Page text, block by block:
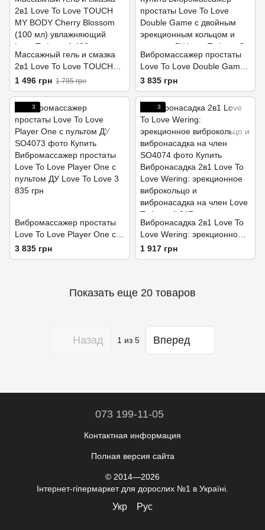
Массажный гель и смазка
2в1 Love To Love TOUCH
MY BODY Cherry Blossom
(100 мл) увлажняющий
1 496 грн 1 795 грн
Вибромассажер простаты
Love To Love Double Game
с двойным эрекционным
кольцом и пультом ДУ
3 835 грн
3
Вибромассажер простаты
Love To Love Player One с
пультом ДУ
3 835 грн
3
Вибронасадка 2в1 Love To
Love Wering: эрекционное
виброкольцо и
вибронасадка на член
1 917 грн
Показать еще 20 товаров
Назад 1из 5 Вперед
073 199-11-05
Контактная информация
Полная версия сайта
© 2014—2026
Інтернет-гіпермаркет для дорослих №1 в Україні.
Укр Рус